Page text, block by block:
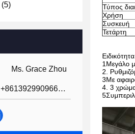
(5)
Ms. Grace Zhou
+8613929909663--13690711186
Τύπος
Χρήση
Συσκευή
Τετάρτη
Ειδικότητα
1Μεγάλο
2.
3Με
4. 3